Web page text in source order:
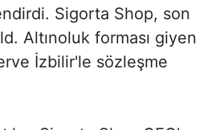
Sigorta Shop, son
Altınoluk forması giyen
İzbilir'le sözleşme